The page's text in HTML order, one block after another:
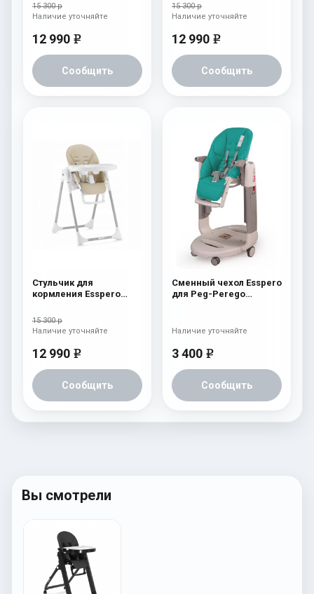
15 300 р
12 990 e
Сообщить
Наличие уточняйте
15 300 р
12 990 e
Сообщить
Наличие уточняйте
Стульчик для
кормления Esspero
15 300 р
12 990 e
Сообщить
Наличие уточняйте
Сменный чехол Esspero
для Peg-Perego
3 400 e
Сообщить
Наличие уточняйте
Вы смотрели